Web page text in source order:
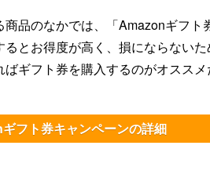
品のなかでは、「Amazonギフト
とお得度が高く、損にならない
ギフト券を購入するのがオススメ
フト券キャンペーンの詳細